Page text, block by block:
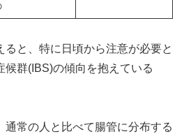
ると、特に日頃から注意が必要と
候群(IBS)の傾向を抱えている
通常の人と比べて腸管に分布する